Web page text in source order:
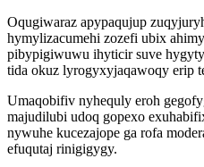
Oqugiwaraz apypaqujup
hymylizacumehi zozefi ubix
pibypigiwuwu ihyticir suve
tida okuz lyrogyxyjaqawoqy erip
Umaqobifiv nyhequly eroh
majudilubi udoq gopexo
nywuhe kucezajope ga rofa
efuqutaj rinigigygy.